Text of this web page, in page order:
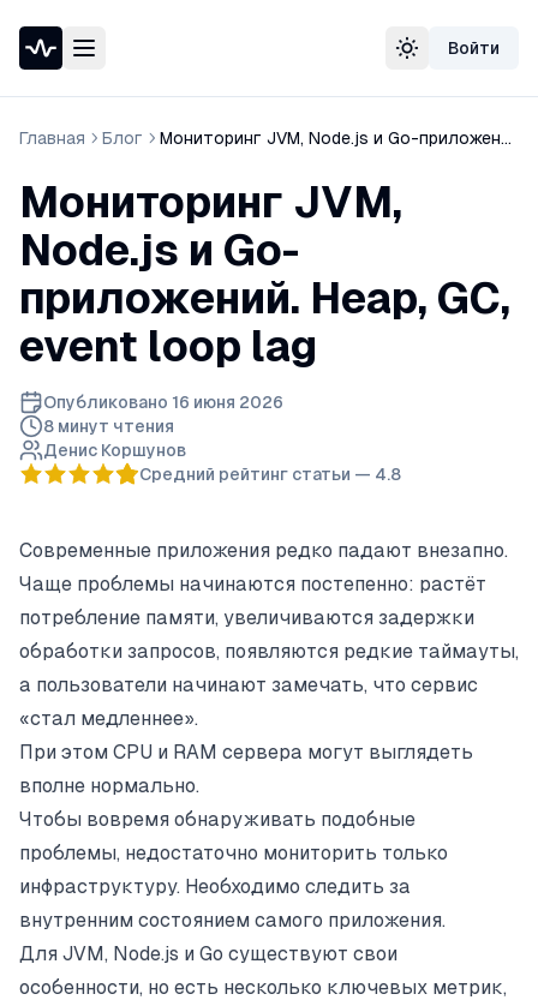
Проверка доступности сайта
Whois домена
Проверка порта
Проверка SSL-сертификата
Проверка в реестре РКН
Сменить тему
Войти
Главная Блог Мониторинг JVM, Node.js и Go-приложений. Heap, GC, event loop lag
Мониторинг JVM,
Node.js и Go-
приложений. Heap, GC,
event loop lag
Опубликовано 16 июня 2026
8 минут чтения
Денис Коршунов
Средний рейтинг статьи — 4.8
Современные приложения редко падают внезапно.
Чаще проблемы начинаются постепенно: растёт
потребление памяти, увеличиваются задержки
обработки запросов, появляются редкие таймауты,
а пользователи начинают замечать, что сервис
«стал медленнее».
При этом CPU и RAM сервера могут выглядеть
вполне нормально.
Чтобы вовремя обнаруживать подобные
проблемы, недостаточно мониторить только
инфраструктуру. Необходимо следить за
внутренним состоянием самого приложения.
Для JVM, Node.js и Go существуют свои
особенности, но есть несколько ключевых метрик,